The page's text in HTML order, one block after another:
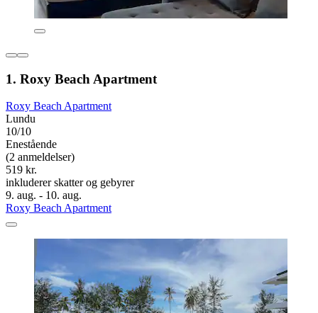
1. Roxy Beach Apartment
Roxy Beach Apartment
Lundu
10/10
Enestående
(2 anmeldelser)
519 kr.
inkluderer skatter og gebyrer
9. aug. - 10. aug.
Roxy Beach Apartment